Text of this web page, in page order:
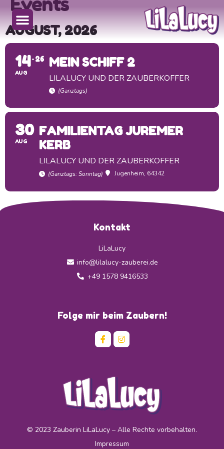
AUGUST, 2026
14
AUG
26 MEIN SCHIFF 2
LILALUCY UND DER ZAUBERKOFFER
(Ganztags)
30
AUG
FAMILIENTAG JUREMER
KERB
LILALUCY UND DER ZAUBERKOFFER
(Ganztags: Sonntag) Jugenheim, 64342
Kontakt
LiLaLucy
info@lilalucy-zauberei.de
+49 1578 9416533
Folge mir beim Zaubern!
© 2023 Zauberin LiLaLucy – Alle Rechte vorbehalten.
Impressum